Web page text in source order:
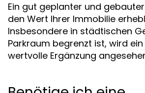
Ein gut geplanter und
den Wert Ihrer Immobilie
Insbesondere in städtischen
Parkraum begrenzt ist, wird
wertvolle Ergänzung